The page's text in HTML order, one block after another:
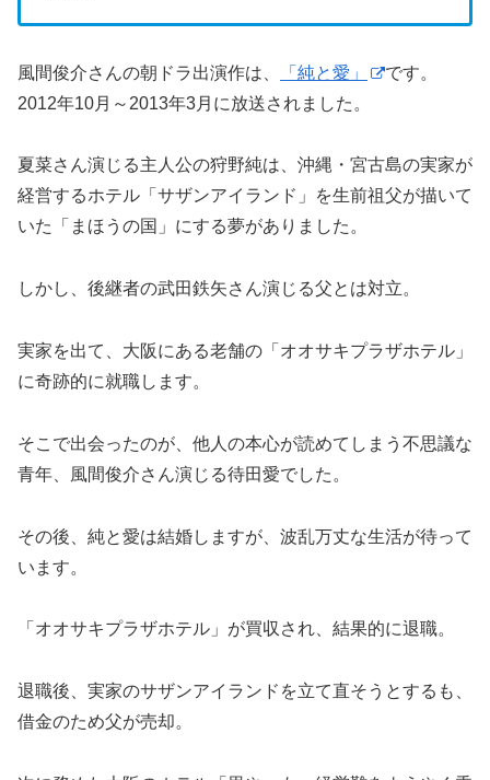
風間俊介さんの朝ドラ出演作は、 「純と愛」
です。
2012年10月～2013年3月に放送されました。
夏菜さん演じる主人公の狩野純は、沖縄・宮古島の実家が
経営するホテル「サザンアイランド」を生前祖父が描いて
いた「まほうの国」にする夢がありました。
しかし、後継者の武田鉄矢さん演じる父とは対立。
実家を出て、大阪にある老舗の「オオサキプラザホテル」
に奇跡的に就職します。
そこで出会ったのが、他人の本心が読めてしまう不思議な
青年、風間俊介さん演じる待田愛でした。
その後、純と愛は結婚しますが、波乱万丈な生活が待って
います。
「オオサキプラザホテル」が買収され、結果的に退職。
退職後、実家のサザンアイランドを立て直そうとするも、
借金のため父が売却。